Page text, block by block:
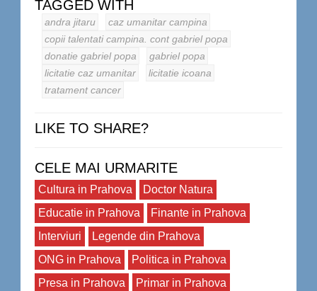
TAGGED WITH
andra jitaru
caz umanitar campina
copii talentati campina. cont gabriel popa
donatie gabriel popa
gabriel popa
licitatie caz umanitar
licitatie icoana
tratament cancer
LIKE TO SHARE?
CELE MAI URMARITE
Cultura in Prahova
Doctor Natura
Educatie in Prahova
Finante in Prahova
Interviuri
Legende din Prahova
ONG in Prahova
Politica in Prahova
Presa in Prahova
Primar in Prahova